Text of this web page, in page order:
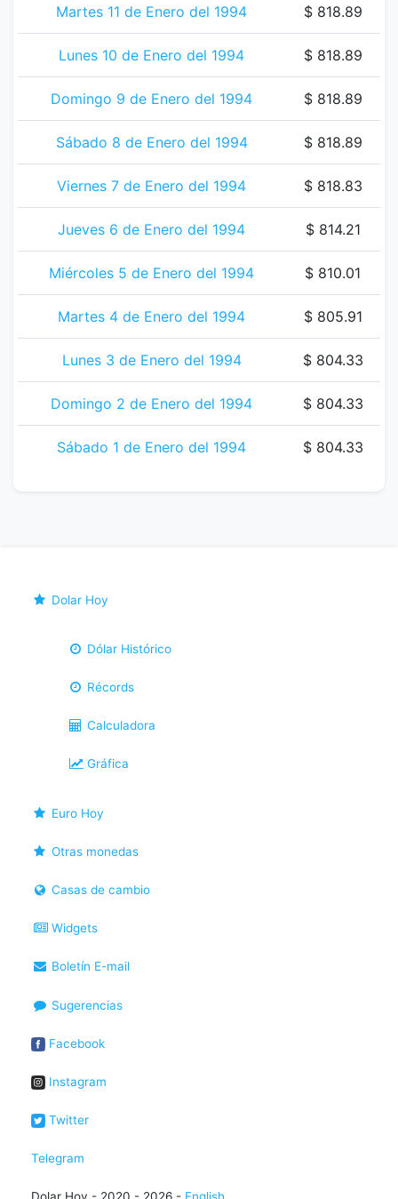
Martes 11 de Enero del 1994 $ 818.89
Lunes 10 de Enero del 1994 $ 818.89
Domingo 9 de Enero del 1994 $ 818.89
Sábado 8 de Enero del 1994 $ 818.89
Viernes 7 de Enero del 1994 $ 818.83
Jueves 6 de Enero del 1994 $ 814.21
Miércoles 5 de Enero del 1994 $ 810.01
Martes 4 de Enero del 1994 $ 805.91
Lunes 3 de Enero del 1994 $ 804.33
Domingo 2 de Enero del 1994 $ 804.33
Sábado 1 de Enero del 1994 $ 804.33
Dolar Hoy
Dólar Histórico
Récords
Calculadora
Gráfica
Euro Hoy
Otras monedas
Casas de cambio
Widgets
Boletín E-mail
Sugerencias
Facebook
Instagram
Twitter
Telegram